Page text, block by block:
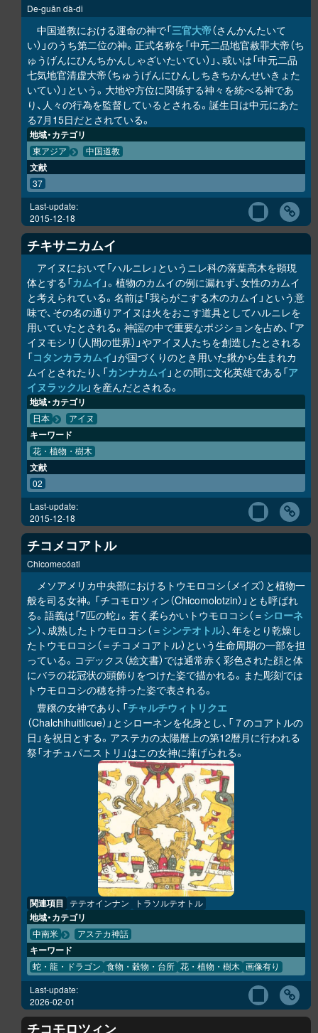
De-guān dà-di
中国道教における運命の神で「三官大帝（さんかんたいて
い）」のうち第二位の神。正式名称を「中元二品地官赦罪大帝（ち
ゅうげんにひんちかんしゃざいたいてい）」、或いは「中元二品
七気地官清虚大帝（ちゅうげんにひんしちきちかんせいきょた
いてい）」という。大地や方位に関係する神々を統べる神であ
り、人々の行為を監督しているとされる。誕生日は中元にあた
る7月15日だとされている。
地域・カテゴリ
東アジア 中国道教
文献
37
Last-update:
2015-12-18
チキサニカムイ
アイヌにおいて「ハルニレ」というニレ科の落葉高木を顕現
体とする「カムイ 」。植物のカムイの例に漏れず、女性のカムイ
と考えられている。名前は「我らがこする木のカムイ」という意
味で、その名の通りアイヌは火をおこす道具としてハルニレを
用いていたとされる。神謡の中で重要なポジションを占め、「ア
イヌモシ リ （人間の世界）」やアイヌ人たちを創造したとされる
「コタンカラ カムイ 」が国づくりのとき用いた鍬から生まれカ
ムイとされたり、「カンナカムイ 」との間に文化英雄である「ア
イヌラックル」を産んだとされる。
地域・カテゴリ
日本 アイヌ
キーワード
花・植物・樹木
文献
02
Last-update:
2015-12-18
チコメコアトル
Chicomecóatl
メソアメリカ中央部におけるトウモロコシ（メイズ）と植物一
般を司る女神。「チコモロツィン（Chicomolotzin）」とも呼ばれ
る。語義は「7匹の蛇」。若く柔らかいトウモロコシ（＝ シローネ
ン）、成熟したトウモロコシ（＝ シンテオトル）、年をとり乾燥し
たトウモロコシ（＝チコメコアトル）という生命周期の一部を担
っている。コデックス（絵文書）では通常赤く彩色された顔と体
にバラの花冠状の頭飾りをつけた姿で描かれる。また彫刻では
トウモロコシの穂を持った姿で表される。
豊穣の女神であり、「チャルチウィトリクエ
（Chalchihuitlicue）」とシローネンを化身とし、「７のコアトルの
日」を祝日とする。アステカの太陽暦上の第12暦月に行われる
祭「オチュパニストリ」はこの女神に捧げられる。
関連項目 テテオインナン トラソルテオトル
地域・カテゴリ
中南米 アステカ神話
キーワード
蛇・龍・ドラゴン 食物・穀物・台所 花・植物・樹木 画像有り
Last-update:
2026-02-01
チコモロツィン